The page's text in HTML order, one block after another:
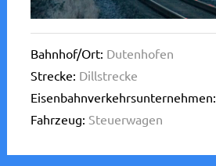
Bahnhof/Ort: Dutenhofen
Strecke: Dillstrecke
Eisenbahnverkehrsunternehmen:
Fahrzeug: Steuerwagen